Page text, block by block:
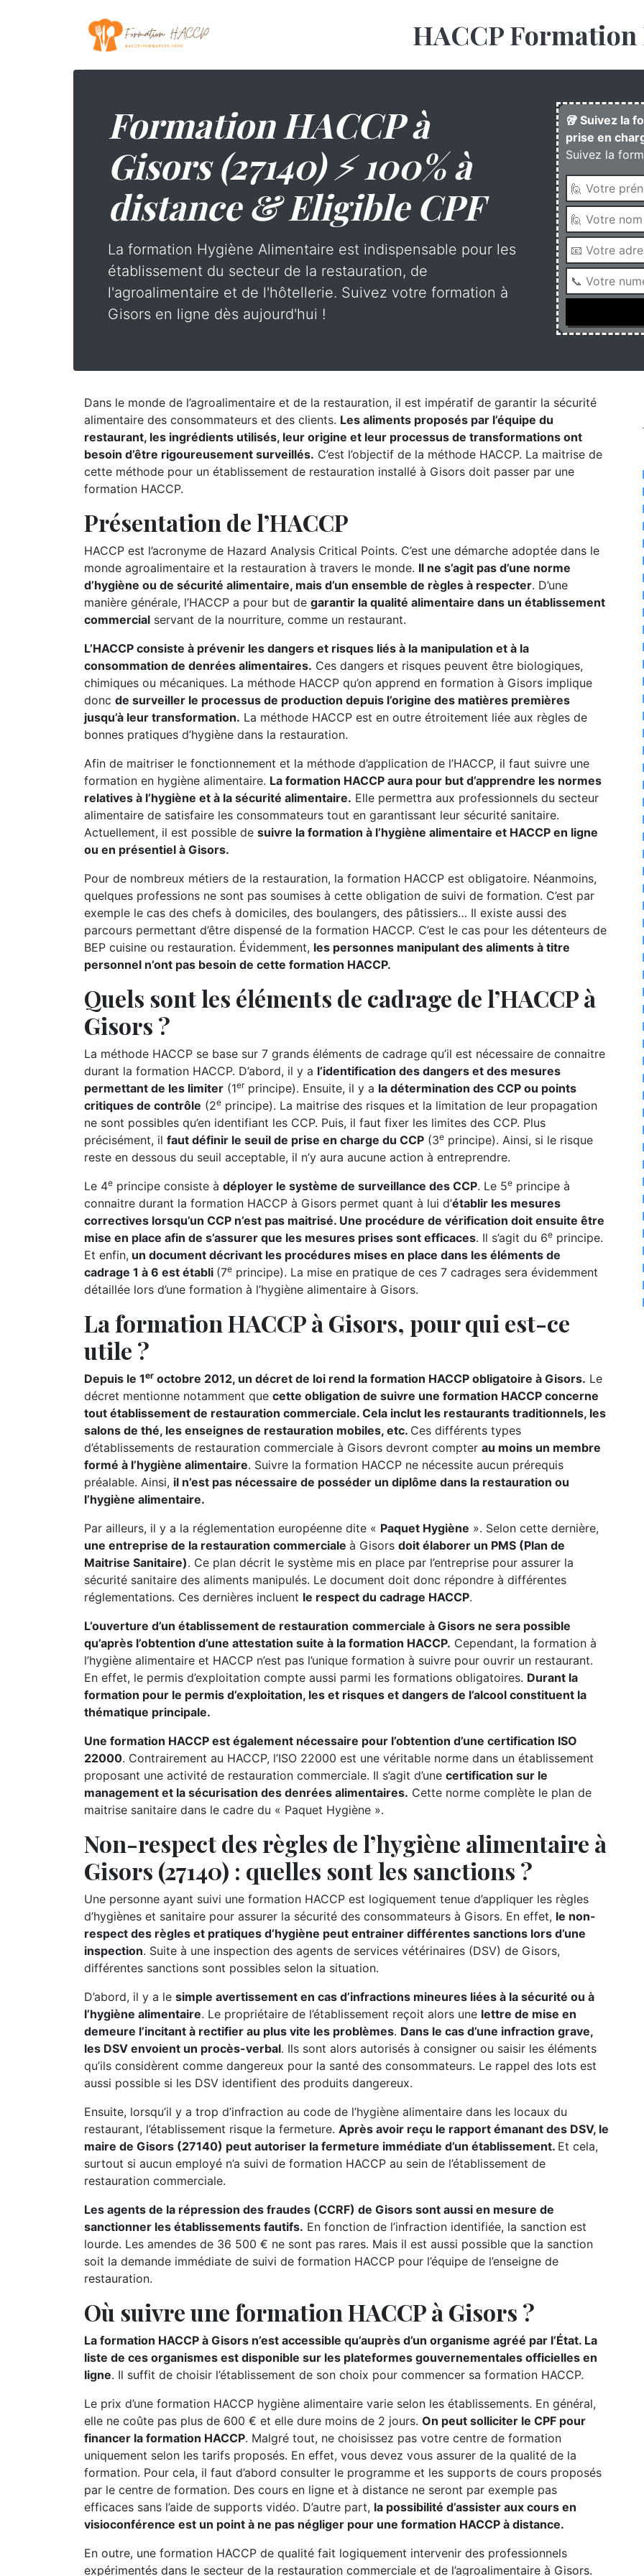
HACCP
Formation HACCP à
Gisors (27140) ⚡ 100% à
distance & Eligible CPF
La formation Hygiène Alimentaire est indispensable pour les
établissement du secteur de la restauration, de
l'agroalimentaire et de l'hôtellerie. Suivez votre formation à
Gisors en ligne dès aujourd'hui !
🥡 Suivez la
prise en
Suivez la
Dans le monde de l’agroalimentaire et de la restauration, il est impératif de garantir la sécurité
alimentaire des consommateurs et des clients. Les aliments proposés par l’équipe du
restaurant, les ingrédients utilisés, leur origine et leur processus de transformations ont
besoin d’être rigoureusement surveillés. C’est l’objectif de la méthode HACCP. La maitrise de
cette méthode pour un établissement de restauration installé à Gisors doit passer par une
formation HACCP.
Présentation de l’HACCP
HACCP est l’acronyme de Hazard Analysis Critical Points. C’est une démarche adoptée dans le
monde agroalimentaire et la restauration à travers le monde. Il ne s’agit pas d’une norme
d’hygiène ou de sécurité alimentaire, mais d’un ensemble de règles à respecter. D’une
manière générale, l’HACCP a pour but de garantir la qualité alimentaire dans un établissement
commercial servant de la nourriture, comme un restaurant.
L’HACCP consiste à prévenir les dangers et risques liés à la manipulation et à la
consommation de denrées alimentaires. Ces dangers et risques peuvent être biologiques,
chimiques ou mécaniques. La méthode HACCP qu’on apprend en formation à Gisors implique
donc de surveiller le processus de production depuis l’origine des matières premières
jusqu’à leur transformation. La méthode HACCP est en outre étroitement liée aux règles de
bonnes pratiques d’hygiène dans la restauration.
Afin de maitriser le fonctionnement et la méthode d’application de l’HACCP, il faut suivre une
formation en hygiène alimentaire. La formation HACCP aura pour but d’apprendre les normes
relatives à l’hygiène et à la sécurité alimentaire. Elle permettra aux professionnels du secteur
alimentaire de satisfaire les consommateurs tout en garantissant leur sécurité sanitaire.
Actuellement, il est possible de suivre la formation à l’hygiène alimentaire et HACCP en ligne
ou en présentiel à Gisors.
Pour de nombreux métiers de la restauration, la formation HACCP est obligatoire. Néanmoins,
quelques professions ne sont pas soumises à cette obligation de suivi de formation. C’est par
exemple le cas des chefs à domiciles, des boulangers, des pâtissiers… Il existe aussi des
parcours permettant d’être dispensé de la formation HACCP. C’est le cas pour les détenteurs de
BEP cuisine ou restauration. Évidemment, les personnes manipulant des aliments à titre
personnel n’ont pas besoin de cette formation HACCP.
Quels sont les éléments de cadrage de l’HACCP à
Gisors ?
La méthode HACCP se base sur 7 grands éléments de cadrage qu’il est nécessaire de connaitre
durant la formation HACCP. D’abord, il y a l’identification des dangers et des mesures
permettant de les limiter (1erprincipe). Ensuite, il y a la détermination des CCP ou points
critiques de contrôle (2e principe). La maitrise des risques et la limitation de leur propagation
ne sont possibles qu’en identifiant les CCP. Puis, il faut fixer les limites des CCP. Plus
précisément, il faut définir le seuil de prise en charge du CCP (3e principe). Ainsi, si le risque
reste en dessous du seuil acceptable, il n’y aura aucune action à entreprendre.
Le 4e principe consiste à déployer le système de surveillance des CCP. Le 5e principe à
connaitre durant la formation HACCP à Gisors permet quant à lui d’établir les mesures
correctives lorsqu’un CCP n’est pas maitrisé. Une procédure de vérification doit ensuite être
mise en place afin de s’assurer que les mesures prises sont efficaces. Il s’agit du 6e principe.
Et enfin, un document décrivant les procédures mises en place dans les éléments de
cadrage 1 à 6 est établi (7e principe). La mise en pratique de ces 7 cadrages sera évidemment
détaillée lors d’une formation à l’hygiène alimentaire à Gisors.
La formation HACCP à Gisors, pour qui est-ce
utile ?
Depuis le 1er octobre 2012, un décret de loi rend la formation HACCP obligatoire à Gisors. Le
décret mentionne notamment que cette obligation de suivre une formation HACCP concerne
tout établissement de restauration commerciale. Cela inclut les restaurants traditionnels, les
salons de thé, les enseignes de restauration mobiles, etc. Ces différents types
d’établissements de restauration commerciale à Gisors devront compter au moins un membre
formé à l’hygiène alimentaire. Suivre la formation HACCP ne nécessite aucun prérequis
préalable. Ainsi, il n’est pas nécessaire de posséder un diplôme dans la restauration ou
l’hygiène alimentaire.
Par ailleurs, il y a la réglementation européenne dite « Paquet Hygiène ». Selon cette dernière,
une entreprise de la restauration commerciale à Gisors doit élaborer un PMS (Plan de
Maitrise Sanitaire). Ce plan décrit le système mis en place par l’entreprise pour assurer la
sécurité sanitaire des aliments manipulés. Le document doit donc répondre à différentes
réglementations. Ces dernières incluent le respect du cadrage HACCP.
L’ouverture d’un établissement de restauration commerciale à Gisors ne sera possible
qu’après l’obtention d’une attestation suite à la formation HACCP. Cependant, la formation à
l’hygiène alimentaire et HACCP n’est pas l’unique formation à suivre pour ouvrir un restaurant.
En effet, le permis d’exploitation compte aussi parmi les formations obligatoires. Durant la
formation pour le permis d’exploitation, les et risques et dangers de l’alcool constituent la
thématique principale.
Une formation HACCP est également nécessaire pour l’obtention d’une certification ISO
22000. Contrairement au HACCP, l’ISO 22000 est une véritable norme dans un établissement
proposant une activité de restauration commerciale. Il s’agit d’une certification sur le
management et la sécurisation des denrées alimentaires. Cette norme complète le plan de
maitrise sanitaire dans le cadre du « Paquet Hygiène ».
Non-respect des règles de l’hygiène alimentaire à
Gisors (27140) : quelles sont les sanctions ?
Une personne ayant suivi une formation HACCP est logiquement tenue d’appliquer les règles
d’hygiènes et sanitaire pour assurer la sécurité des consommateurs à Gisors. En effet, le non-
respect des règles et pratiques d’hygiène peut entrainer différentes sanctions lors d’une
inspection. Suite à une inspection des agents de services vétérinaires (DSV) de Gisors,
différentes sanctions sont possibles selon la situation.
D’abord, il y a le simple avertissement en cas d’infractions mineures liées à la sécurité ou à
l’hygiène alimentaire. Le propriétaire de l’établissement reçoit alors une lettre de mise en
demeure l’incitant à rectifier au plus vite les problèmes. Dans le cas d’une infraction grave,
les DSV envoient un procès-verbal. Ils sont alors autorisés à consigner ou saisir les éléments
qu’ils considèrent comme dangereux pour la santé des consommateurs. Le rappel des lots est
aussi possible si les DSV identifient des produits dangereux.
Ensuite, lorsqu’il y a trop d’infraction au code de l’hygiène alimentaire dans les locaux du
restaurant, l’établissement risque la fermeture. Après avoir reçu le rapport émanant des DSV, le
maire de Gisors (27140) peut autoriser la fermeture immédiate d’un établissement. Et cela,
surtout si aucun employé n’a suivi de formation HACCP au sein de l’établissement de
restauration commerciale.
Les agents de la répression des fraudes (CCRF) de Gisors sont aussi en mesure de
sanctionner les établissements fautifs. En fonction de l’infraction identifiée, la sanction est
lourde. Les amendes de 36 500 € ne sont pas rares. Mais il est aussi possible que la sanction
soit la demande immédiate de suivi de formation HACCP pour l’équipe de l’enseigne de
restauration.
Où suivre une formation HACCP à Gisors ?
La formation HACCP à Gisors n’est accessible qu’auprès d’un organisme agréé par l’État. La
liste de ces organismes est disponible sur les plateformes gouvernementales officielles en
ligne. Il suffit de choisir l’établissement de son choix pour commencer sa formation HACCP.
Le prix d’une formation HACCP hygiène alimentaire varie selon les établissements. En général,
elle ne coûte pas plus de 600 € et elle dure moins de 2 jours. On peut solliciter le CPF pour
financer la formation HACCP. Malgré tout, ne choisissez pas votre centre de formation
uniquement selon les tarifs proposés. En effet, vous devez vous assurer de la qualité de la
formation. Pour cela, il faut d’abord consulter le programme et les supports de cours proposés
par le centre de formation. Des cours en ligne et à distance ne seront par exemple pas
efficaces sans l’aide de supports vidéo. D’autre part, la possibilité d’assister aux cours en
visioconférence est un point à ne pas négliger pour une formation HACCP à distance.
En outre, une formation HACCP de qualité fait logiquement intervenir des professionnels
expérimentés dans le secteur de la restauration commerciale et de l’agroalimentaire à Gisors.